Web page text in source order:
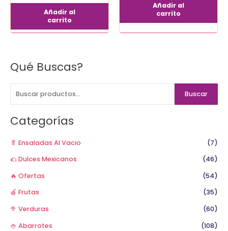
Qué Buscas?
B
c
a
p
Buscar
Categorías
🥬 Ensaladas Al Vacio
(7)
🌮 Dulces Mexicanos
(46)
🔥 Ofertas
(54)
🍎 Frutas
(35)
🥦 Verduras
(60)
🍚 Abarrotes
(108)
Añadir al
carrito
Añadir al
carrito